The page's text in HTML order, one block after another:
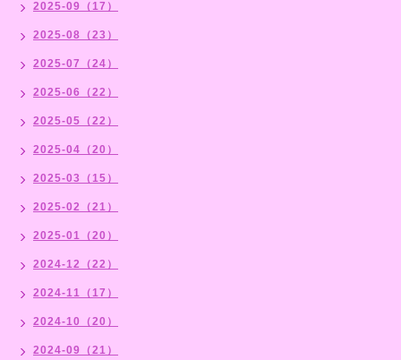
2025-09（17）
2025-08（23）
2025-07（24）
2025-06（22）
2025-05（22）
2025-04（20）
2025-03（15）
2025-02（21）
2025-01（20）
2024-12（22）
2024-11（17）
2024-10（20）
2024-09（21）